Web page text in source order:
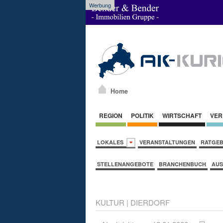
Werbung
Home
REGION POLITIK WIRTSCHAFT
LOKALES VERANSTALTUNGEN
STELLENANGEBOTE BRANCHENBUCH
KULTUR | DIERDORF